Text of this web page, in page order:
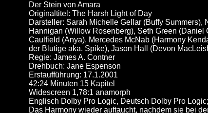
Der Stein von Amara
Originaltitel: The Harsh Light of Day
Darsteller: Sarah Michelle Gellar (Buffy
Hannigan (Willow Rosenberg), Seth Green
Caulfield (Anya), Mercedes McNab (Harmony
der Blutige aka. Spike), Jason Hall (Devon
Regie: James A. Contner
Drehbuch: Jane Espenson
Erstaufführung: 17.1.2001
42:24 Minuten 15 Kapitel
Widescreen 1,78:1 anamorph
Englisch Dolby Pro Logic, Deutsch Dolby Pro
Das Harmony wieder auftaucht, nachdem sie bei